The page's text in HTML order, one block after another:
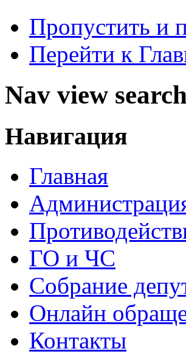
Пропустить и
Перейти к
Nav view
Навигация
Главная
ГО и ЧС
Собрание
Онлайн
Контакты